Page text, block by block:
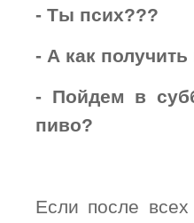
- Ты псих???
- А как
- Пойдем в
пиво?
Если после всех